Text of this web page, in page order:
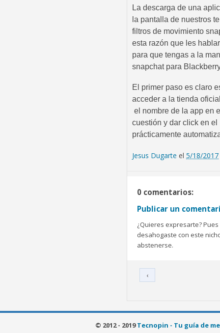
La descarga de una
la pantalla de nuestros
filtros de movimiento
esta razón que les
para que tengas a la
snapchat para
El primer paso es claro
acceder a la tienda
el nombre de la app en
cuestión y dar click en el
prácticamente
Jesus Dugarte el 5/18/2017
0 comentarios:
Publicar un
¿Quieres expresarte?
desahogaste con este
abstenerse.
‹
© 2012 - 2019Tecnopin - Tu guía de